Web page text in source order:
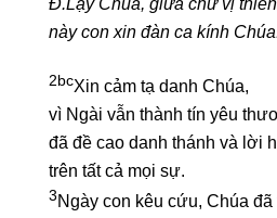
này con xin đàn ca kính
2bcXin cảm tạ danh Chúa,
vì Ngài vẫn thành tín yêu
đã đề cao danh thánh và lời
trên tất cả mọi sự.
3 Ngày con kêu cứu, Chúa